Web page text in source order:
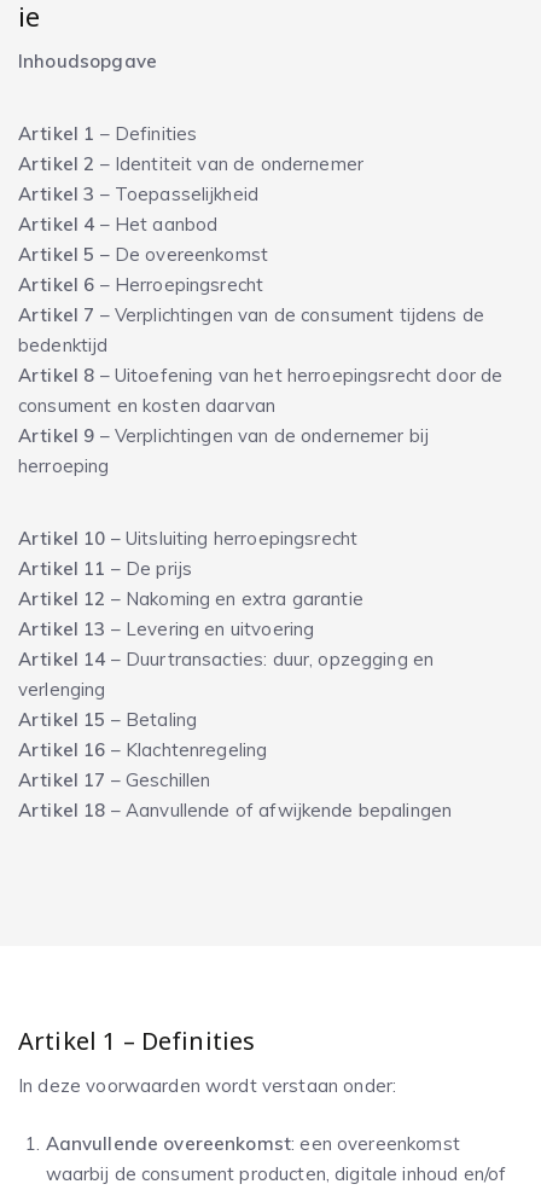
ie
Inhoudsopgave
Artikel 1 – Definities
Artikel 2 – Identiteit van de ondernemer
Artikel 3 – Toepasselijkheid
Artikel 4 – Het aanbod
Artikel 5 – De overeenkomst
Artikel 6 – Herroepingsrecht
Artikel 7 – Verplichtingen van de consument tijdens de
bedenktijd
Artikel 8 – Uitoefening van het herroepingsrecht door de
consument en kosten daarvan
Artikel 9 – Verplichtingen van de ondernemer bij
herroeping
Artikel 10 – Uitsluiting herroepingsrecht
Artikel 11 – De prijs
Artikel 12 – Nakoming en extra garantie
Artikel 13 – Levering en uitvoering
Artikel 14 – Duurtransacties: duur, opzegging en
verlenging
Artikel 15 – Betaling
Artikel 16 – Klachtenregeling
Artikel 17 – Geschillen
Artikel 18 – Aanvullende of afwijkende bepalingen
Artikel 1 – Definities
In deze voorwaarden wordt verstaan onder:
Aanvullende overeenkomst: een overeenkomst
waarbij de consument producten, digitale inhoud en/of